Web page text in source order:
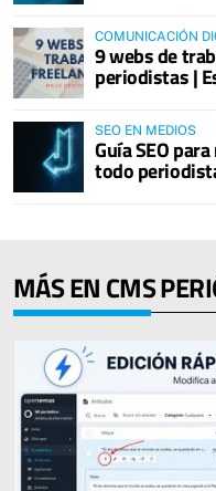
COMUNICACIÓN
9 webs de
periodistas |
SEO EN MEDIOS
Guía SEO
todo
MÁS EN CMS